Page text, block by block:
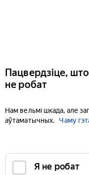
Пацвердзіце,
не робат
Нам вельмі шкада, але
аўтаматычных.
Чаму
Я не робат